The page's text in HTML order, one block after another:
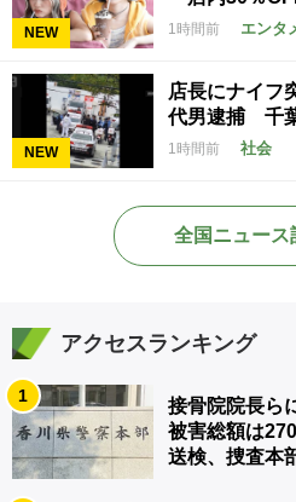
NEW 1時間前 エンタ
NEW
店長にナイ
代男逮捕 千
1時間前 社会
全国ニュース
アクセスランキング
1
接骨院院長ら
被害総額は
送検、捜査本